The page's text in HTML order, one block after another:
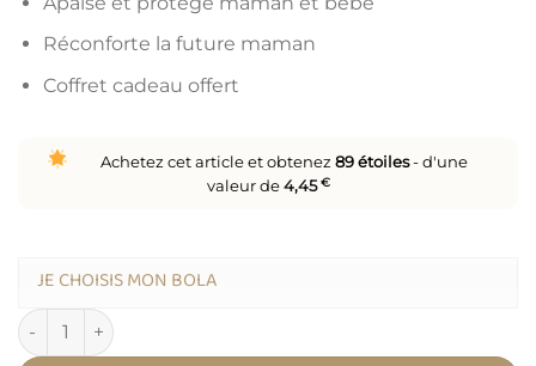
Réconforte la future maman
Coffret cadeau offert
Achetez cet article et obtenez 89étoiles- d'une
valeur de4,45€
JE CHOISIS MON BOLA
quantité de Coffret femme enceinte - bola + journal + tisane